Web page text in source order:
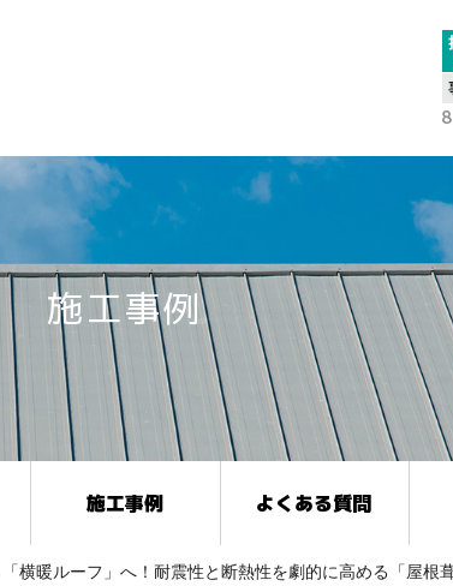
施工事例
施工事例 よくある質問
横暖ルーフ」へ！耐震性と断熱性を劇的に高める「屋根